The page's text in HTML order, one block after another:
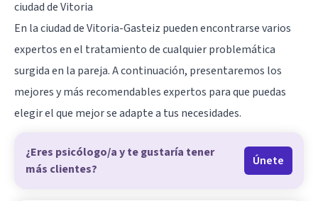
ciudad de Vitoria
En la ciudad de Vitoria-Gasteiz pueden encontrarse varios
expertos en el tratamiento de cualquier problemática
surgida en la pareja. A continuación, presentaremos los
mejores y más recomendables expertos para que puedas
elegir el que mejor se adapte a tus necesidades.
¿Eres psicólogo/a y te gustaría tener
más clientes?
Únete